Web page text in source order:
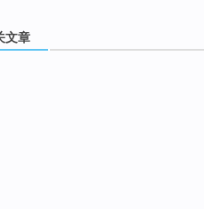
文章